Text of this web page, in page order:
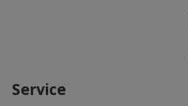
Service